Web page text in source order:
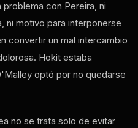
con Pereira, ni
ni motivo para interponerse
convertir un mal intercambio
Hokit estaba
optó por no quedarse
no se trata solo de evitar